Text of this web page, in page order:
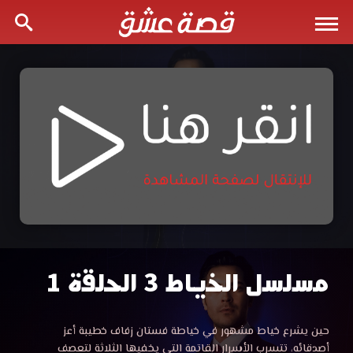
مسلسل
الخياط
مسلسل الخياط 3 الحلقة 1
مسلسل
الخياط
حين يشرع خياط مشهور في خياطة فستان زفاف خطيبة أعز
أصدقائه، تتسرب الأسرار القاتمة التي يخفيها الثلاثة لتعصف